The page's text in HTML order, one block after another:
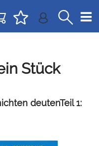
Stück
deutenTeil 1: